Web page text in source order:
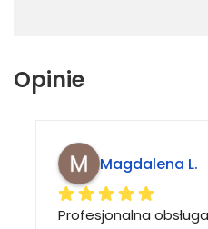
Opinie
Magdalena L.
Profesjonalna